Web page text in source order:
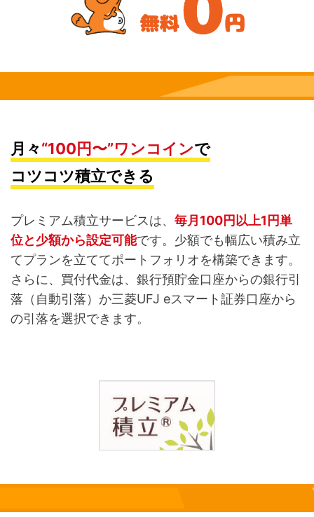
月々“100円〜”ワンコインで
コツコツ積立できる
プレミアム積立サービスは、 毎月100円以上1円単
位と少額から設定可能です。少額でも幅広い積み立
てプランを立ててポートフォリオを構築できます。
さらに、買付代金は、銀行預貯金口座からの銀行引
落（自動引落）か三菱UFJ eスマート証券口座から
の引落を選択できます。